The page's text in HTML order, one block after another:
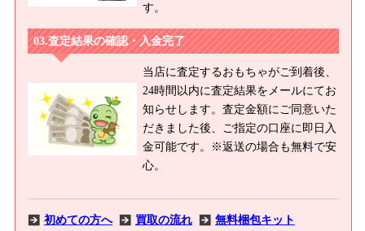
す。
査定結果の確認・入金完了
当店に査定するおもちゃがご到着後、
24時間以内に査定結果をメールにてお
知らせします。査定金額にご同意いた
だきました後、ご指定の口座に即日入
金可能です。※返送の場合も無料で安
心。
初めての方へ 買取の流れ 無料梱包キット